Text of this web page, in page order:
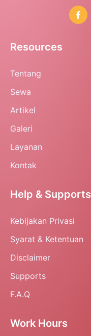
Resources
Tentang
Sewa
Artikel
Galeri
Layanan
Kontak
Help & Supports
Kebijakan Privasi
Syarat & Ketentuan
Disclaimer
Supports
F.A.Q
Work Hours